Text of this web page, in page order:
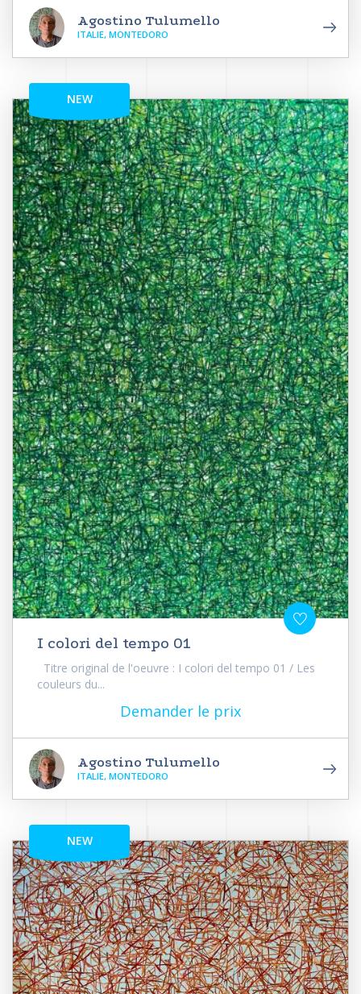
Agostino Tulumello
ITALIE, MONTEDORO
NEW
I colori del tempo 01
Titre original de l'oeuvre : I colori del tempo 01 / Les
couleurs du...
Demander le prix
Agostino Tulumello
ITALIE, MONTEDORO
NEW